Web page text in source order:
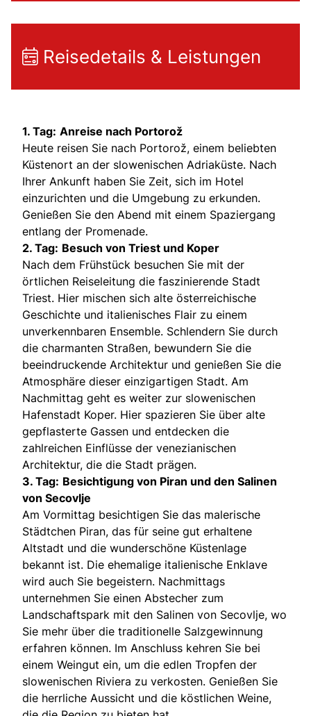
Reisedetails & Leistungen
1. Tag: Anreise nach Portorož
Heute reisen Sie nach Portorož, einem beliebten
Küstenort an der slowenischen Adriaküste. Nach
Ihrer Ankunft haben Sie Zeit, sich im Hotel
einzurichten und die Umgebung zu erkunden.
Genießen Sie den Abend mit einem Spaziergang
entlang der Promenade.
2. Tag: Besuch von Triest und Koper
Nach dem Frühstück besuchen Sie mit der
örtlichen Reiseleitung die faszinierende Stadt
Triest. Hier mischen sich alte österreichische
Geschichte und italienisches Flair zu einem
unverkennbaren Ensemble. Schlendern Sie durch
die charmanten Straßen, bewundern Sie die
beeindruckende Architektur und genießen Sie die
Atmosphäre dieser einzigartigen Stadt. Am
Nachmittag geht es weiter zur slowenischen
Hafenstadt Koper. Hier spazieren Sie über alte
gepflasterte Gassen und entdecken die
zahlreichen Einflüsse der venezianischen
Architektur, die die Stadt prägen.
3. Tag: Besichtigung von Piran und den Salinen
von Secovlje
Am Vormittag besichtigen Sie das malerische
Städtchen Piran, das für seine gut erhaltene
Altstadt und die wunderschöne Küstenlage
bekannt ist. Die ehemalige italienische Enklave
wird auch Sie begeistern. Nachmittags
unternehmen Sie einen Abstecher zum
Landschaftspark mit den Salinen von Secovlje, wo
Sie mehr über die traditionelle Salzgewinnung
erfahren können. Im Anschluss kehren Sie bei
einem Weingut ein, um die edlen Tropfen der
slowenischen Riviera zu verkosten. Genießen Sie
die herrliche Aussicht und die köstlichen Weine,